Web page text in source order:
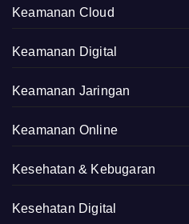
Keamanan Cloud
Keamanan Digital
Keamanan Jaringan
Keamanan Online
Kesehatan & Kebugaran
Kesehatan Digital